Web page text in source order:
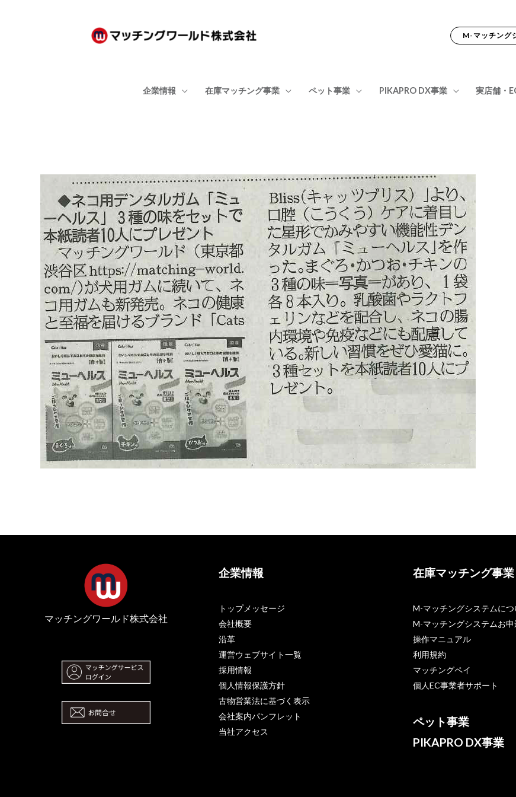
M-マッチング
企業情報 在庫マッチング事業 ペット事業 PIKAPRO DX事業 実店舗・
マッチングワールド株式会社
企業情報
トップメッセージ
会社概要
沿革
運営ウェブサイト一覧
採用情報
個人情報保護方針
古物営業法に基づく表示
会社案内パンフレット
当社アクセス
在庫マッチング事業
M-マッチングシステムにつ
M-マッチングシステムお
操作マニュアル
利用規約
マッチングペイ
個人EC事業者サポート
ペット事業
PIKAPRO DX事業